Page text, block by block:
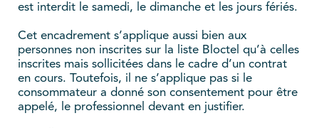
est interdit le samedi, le dimanche et les jours fériés.
Cet encadrement s’applique aussi bien aux
personnes non inscrites sur la liste Bloctel qu’à celles
inscrites mais sollicitées dans le cadre d’un contrat
en cours. Toutefois, il ne s’applique pas si le
consommateur a donné son consentement pour être
appelé, le professionnel devant en justifier.